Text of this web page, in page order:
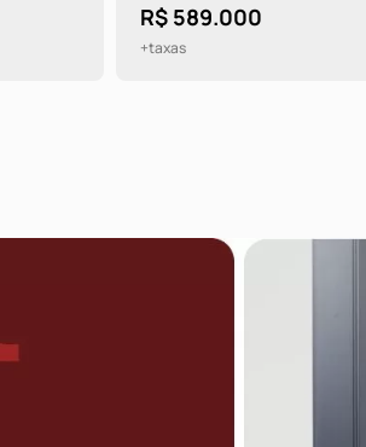
R$ 589.000
+taxas